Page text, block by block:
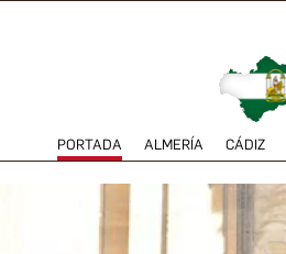
PORTADA ALMERÍA CÁDIZ